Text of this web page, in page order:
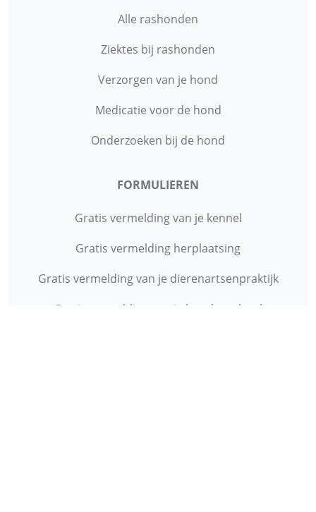
Alle rashonden
Ziektes bij rashonden
Verzorgen van je hond
Medicatie voor de hond
Onderzoeken bij de hond
FORMULIEREN
Gratis vermelding van je kennel
Gratis vermelding herplaatsing
Gratis vermelding van je dierenartsenpraktijk
Gratis vermelding van je hondenschool